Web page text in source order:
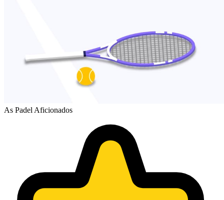
As Padel Aficionados